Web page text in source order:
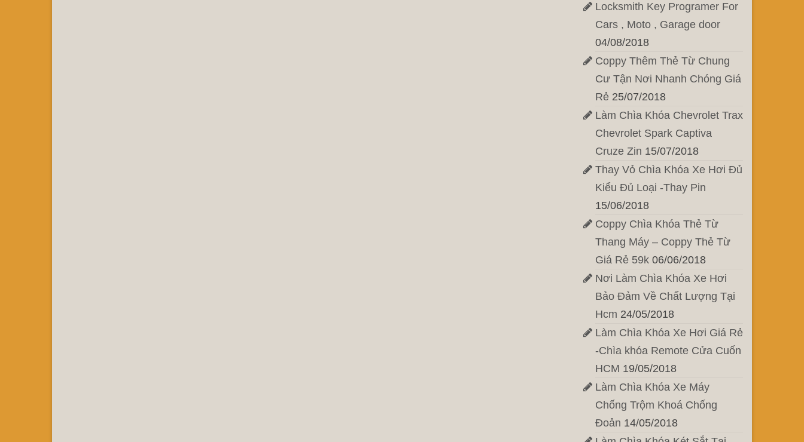
Locksmith Key Programer For
Cars , Moto , Garage door
04/08/2018
Coppy Thêm Thẻ Từ Chung
Cư Tận Nơi Nhanh Chóng Giá
Rẻ 25/07/2018
Làm Chìa Khóa Chevrolet Trax
Chevrolet Spark Captiva
Cruze Zin 15/07/2018
Thay Vỏ Chìa Khóa Xe Hơi Đủ
Kiểu Đủ Loại -Thay Pin
15/06/2018
Coppy Chìa Khóa Thẻ Từ
Thang Máy – Coppy Thẻ Từ
Giá Rẻ 59k 06/06/2018
Nơi Làm Chìa Khóa Xe Hơi
Bảo Đảm Về Chất Lượng Tại
Hcm 24/05/2018
Làm Chìa Khóa Xe Hơi Giá Rẻ
-Chìa khóa Remote Cửa Cuốn
HCM 19/05/2018
Làm Chìa Khóa Xe Máy
Chống Trộm Khoá Chống
Đoản 14/05/2018